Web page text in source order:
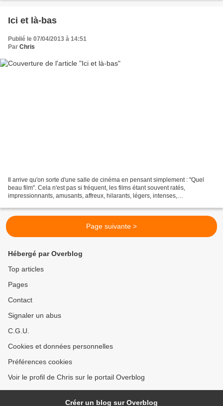
Ici et là-bas
Publié le 07/04/2013 à 14:51
Par Chris
Il arrive qu'on sorte d'une salle de cinéma en pensant simplement : "Quel
beau film". Cela n'est pas si fréquent, les films étant souvent ratés,
impressionnants, amusants, affreux, hilarants, légers, intenses,
Page suivante >
Hébergé par Overblog
Top articles
Pages
Contact
Signaler un abus
C.G.U.
Cookies et données personnelles
Préférences cookies
Voir le profil de Chris sur le portail Overblog
Créer un blog sur Overblog